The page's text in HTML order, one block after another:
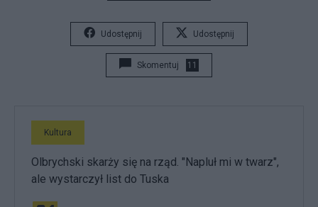
Udostępnij Udostępnij
Skomentuj 11
Kultura
Olbrychski skarży się na rząd. "Napluł mi w twarz",
ale wystarczył list do Tuska